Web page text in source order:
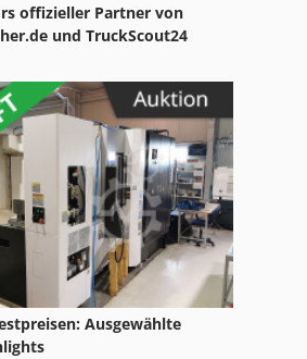
offizieller Partner von
und TruckScout24
Ausgewählte